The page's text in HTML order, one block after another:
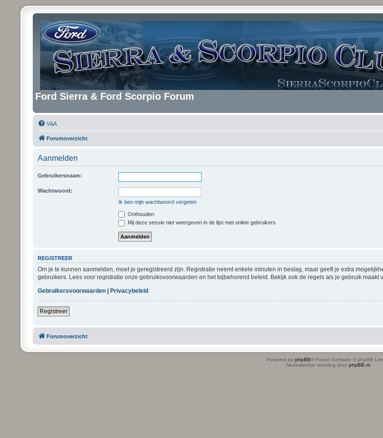
Ford Sierra & Ford Scorpio Forum
V&A
Forumoverzicht
Aanmelden
Gebruikersnaam:
Wachtwoord:
Ik ben mijn wachtwoord vergeten
Onthouden
Mij deze sessie niet weergeven in de lijst met online gebruikers
REGISTREER
Om je te kunnen aanmelden, moet je geregistreerd zijn. Registratie neemt enkele minuten in beslag, maar geeft je extra
gebruikers. Lees voor registratie onze gebruiksvoorwaarden en het bijbehorend beleid. Bekijk ook de regels als je gebruik maakt
Gebruikersvoorwaarden
Privacybeleid
Registreer
Forumoverzicht
Powered by phpBB® Forum Software © phpBB
Nederlandse vertaling door phpBB.nl.